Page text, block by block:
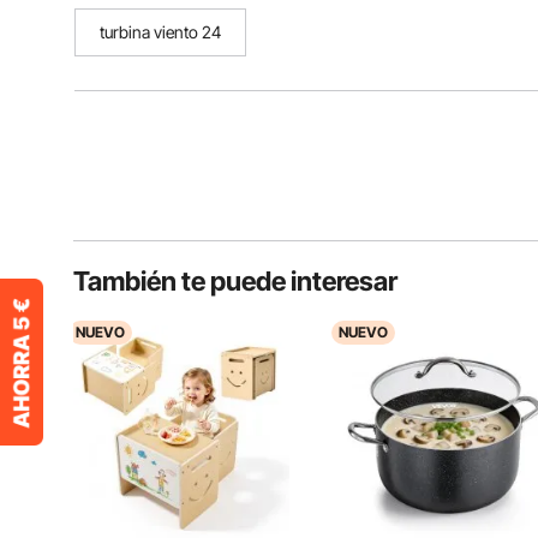
turbina viento 24
También te puede interesar
NUEVO NUEVO